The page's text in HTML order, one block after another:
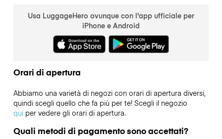
Usa LuggageHero ovunque con l'app ufficiale per
iPhone e Android
Orari di apertura
Abbiamo una varietà di negozi con orari di apertura diversi,
quindi scegli quello che fa più per te! Scegli il negozio
quiper vedere gli orari di apertura.
Quali metodi di pagamento sono accettati?